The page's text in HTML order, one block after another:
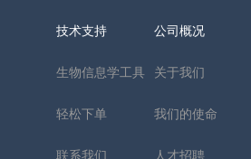
技术支持
生物信息学工具
轻松下单
联系我们
公司概况
关于我们
我们的使命
人才招聘